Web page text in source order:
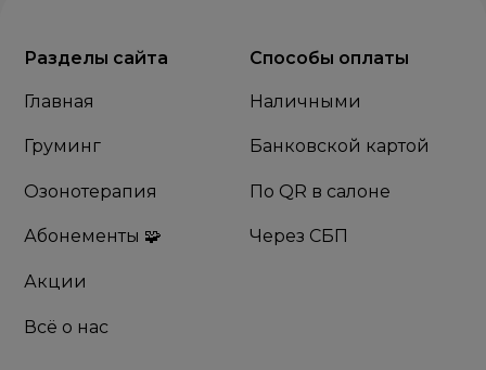
Разделы сайта
Главная
Груминг
Озонотерапия
Абонементы 🧩
Акции
Всё о нас
Способы оплаты
Наличными
Банковской картой
По QR в салоне
Через СБП